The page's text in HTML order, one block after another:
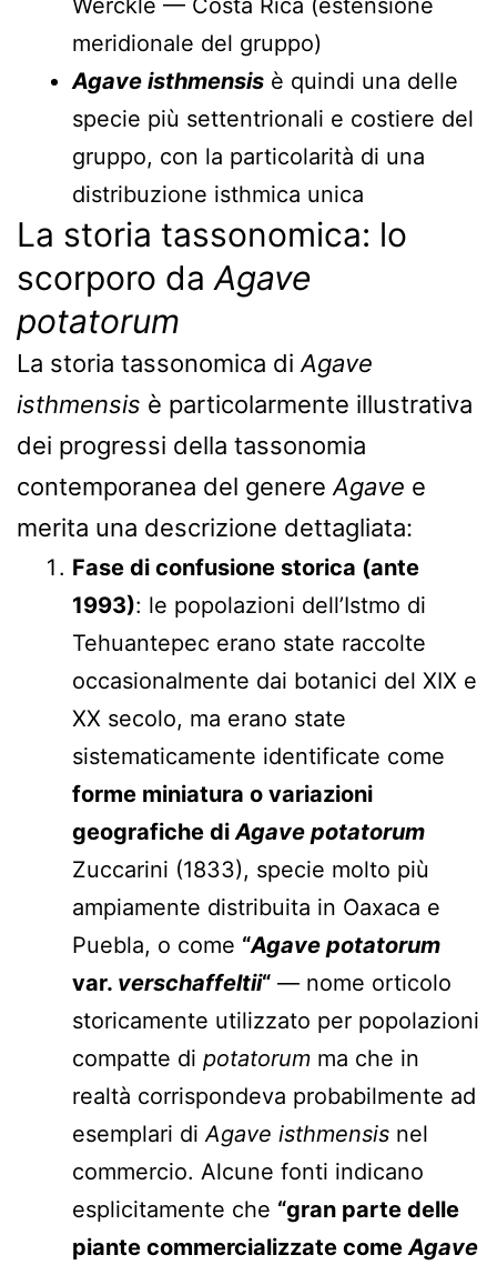
meridionale del gruppo)
Agave isthmensis è quindi una delle
specie più settentrionali e costiere del
gruppo, con la particolarità di una
distribuzione isthmica unica
La storia tassonomica: lo
scorporo da Agave
potatorum
La storia tassonomica di Agave
isthmensis è particolarmente illustrativa
dei progressi della tassonomia
contemporanea del genere Agave e
merita una descrizione dettagliata:
Fase di confusione storica (ante
1993): le popolazioni dell’Istmo di
Tehuantepec erano state raccolte
occasionalmente dai botanici del XIX e
XX secolo, ma erano state
sistematicamente identificate come
forme miniatura o variazioni
geografiche di Agave potatorum
Zuccarini (1833), specie molto più
ampiamente distribuita in Oaxaca e
Puebla, o come “Agave potatorum
var. verschaffeltii“ — nome orticolo
storicamente utilizzato per popolazioni
compatte di potatorum ma che in
realtà corrispondeva probabilmente ad
esemplari di Agave isthmensis nel
commercio. Alcune fonti indicano
esplicitamente che “gran parte delle
piante commercializzate come Agave